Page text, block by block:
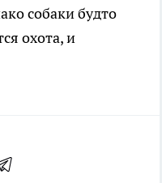
собаки будто
охота, и